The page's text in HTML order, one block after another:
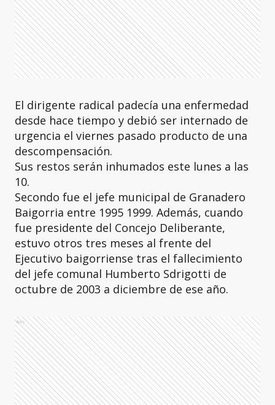
El dirigente radical padecía una enfermedad
desde hace tiempo y debió ser internado de
urgencia el viernes pasado producto de una
descompensación.
Sus restos serán inhumados este lunes a las
10.
Secondo fue el jefe municipal de Granadero
Baigorria entre 1995 1999. Además, cuando
fue presidente del Concejo Deliberante,
estuvo otros tres meses al frente del
Ejecutivo baigorriense tras el fallecimiento
del jefe comunal Humberto Sdrigotti de
octubre de 2003 a diciembre de ese año.
Ads